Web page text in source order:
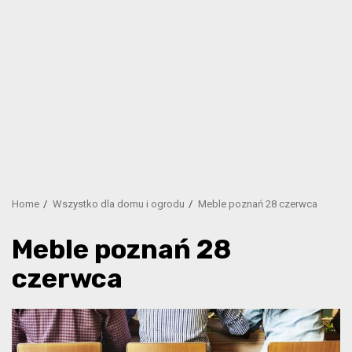
Home Wszystko dla domu i ogrodu Meble poznań 28 czerwca
Meble poznań 28
czerwca